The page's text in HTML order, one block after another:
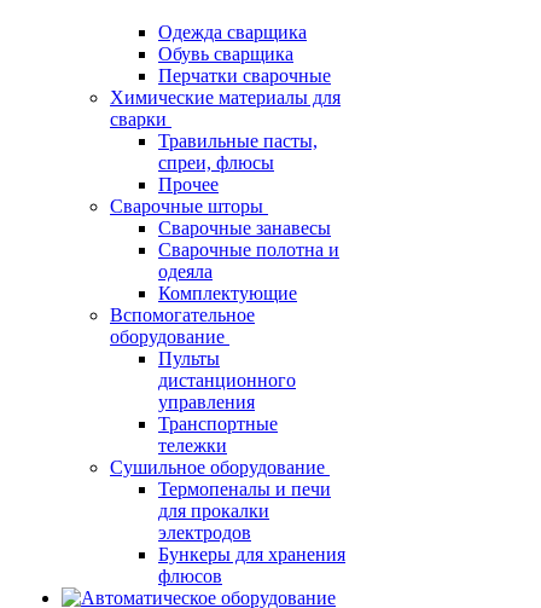
Одежда сварщика
Обувь сварщика
Перчатки сварочные
Химические материалы для
сварки
Травильные пасты,
спреи, флюсы
Прочее
Сварочные шторы
Сварочные занавесы
Сварочные полотна и
одеяла
Комплектующие
Вспомогательное
оборудование
Пульты
дистанционного
управления
Транспортные
тележки
Сушильное оборудование
Термопеналы и печи
для прокалки
электродов
Бункеры для хранения
флюсов